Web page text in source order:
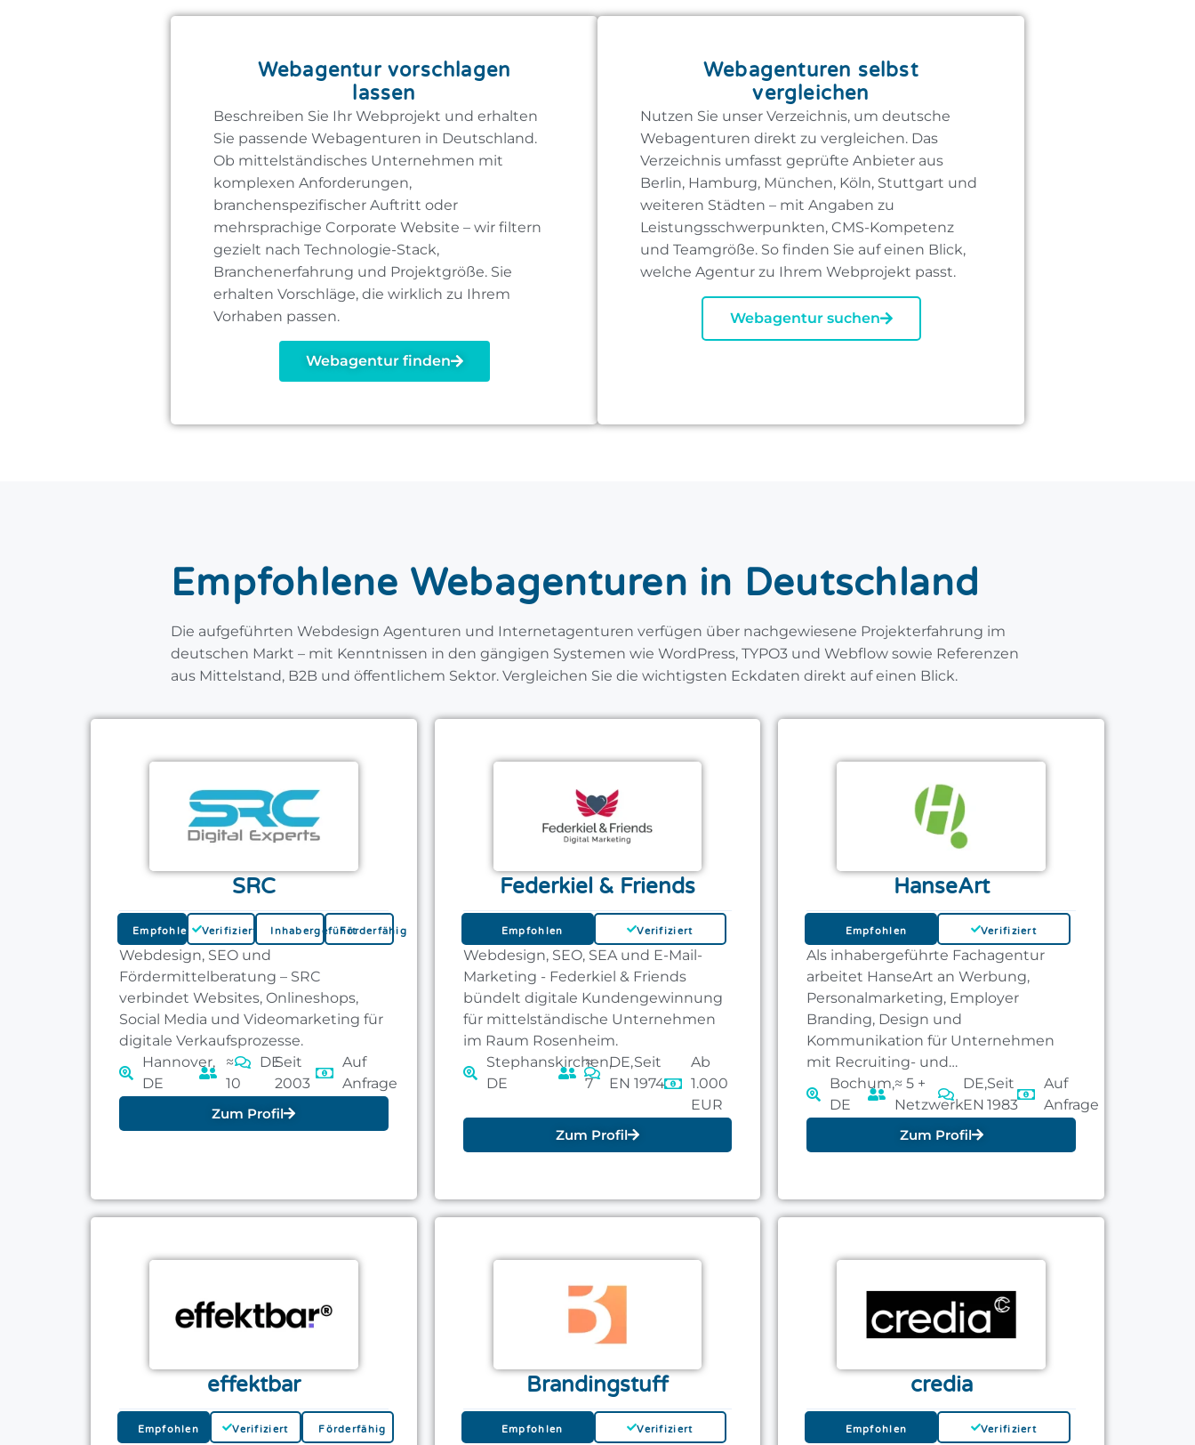
Webagentur vorschlagen
lassen
Beschreiben Sie Ihr Webprojekt und erhalten
Sie passende Webagenturen in Deutschland.
Ob mittelständisches Unternehmen mit
komplexen Anforderungen,
branchenspezifischer Auftritt oder
mehrsprachige Corporate Website – wir filtern
gezielt nach Technologie-Stack,
Branchenerfahrung und Projektgröße. Sie
erhalten Vorschläge, die wirklich zu Ihrem
Vorhaben passen.
Webagentur finden
Webagenturen selbst
vergleichen
Nutzen Sie unser Verzeichnis, um deutsche
Webagenturen direkt zu vergleichen. Das
Verzeichnis umfasst geprüfte Anbieter aus
Berlin, Hamburg, München, Köln, Stuttgart und
weiteren Städten – mit Angaben zu
Leistungsschwerpunkten, CMS-Kompetenz
und Teamgröße. So finden Sie auf einen Blick,
welche Agentur zu Ihrem Webprojekt passt.
Webagentur suchen
Empfohlene Webagenturen in Deutschland
Die aufgeführten Webdesign Agenturen und Internetagenturen verfügen über nachgewiesene Projekterfahrung im
deutschen Markt – mit Kenntnissen in den gängigen Systemen wie WordPress, TYPO3 und Webflow sowie Referenzen
aus Mittelstand, B2B und öffentlichem Sektor. Vergleichen Sie die wichtigsten Eckdaten direkt auf einen Blick.
SRC
Empfohlen Verifiziert InhabergeführtFörderfähig
Webdesign, SEO und
Fördermittelberatung – SRC
verbindet Websites, Onlineshops,
Social Media und Videomarketing für
digitale Verkaufsprozesse.
Hannover,
DE
≈
10
DESeit
2003
Auf
Anfrage
Zum Profil
Federkiel & Friends
Empfohlen Verifiziert
Webdesign, SEO, SEA und E-Mail-
Marketing - Federkiel & Friends
bündelt digitale Kundengewinnung
für mittelständische Unternehmen
im Raum Rosenheim.
Stephanskirchen,
DE
≈
7
DE,
EN
Seit
1974
Ab
1.000
EUR
Zum Profil
HanseArt
Empfohlen Verifiziert
Als inhabergeführte Fachagentur
arbeitet HanseArt an Werbung,
Personalmarketing, Employer
Branding, Design und
Kommunikation für Unternehmen
mit Recruiting- und
Markenaufgaben.
Bochum,
DE
≈ 5 +
Netzwerk
DE,
EN
Seit
1983
Auf
Anfrage
Zum Profil
effektbar
Empfohlen Verifiziert Förderfähig
Brandingstuff
Empfohlen Verifiziert
credia
Empfohlen Verifiziert